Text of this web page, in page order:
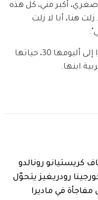
أكبر مني، كل هذه
هنا، أنا لا زلت
وستتطرق أديل في لقائها مع أوبرا إلى ألبومها 30، حياتها
ابنها.
كريستيانو رونالدو
رودريغيز يتحوّل
مفاجأة في ماديرا